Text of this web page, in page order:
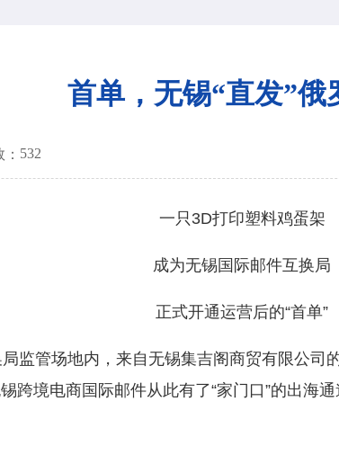
首单，无锡“直发”俄
532
一只3D打印塑料鸡蛋架
成为无锡国际邮件互换局
正式开通运营后的“首单”
管场地内，来自无锡集吉阁商贸有限公司
跨境电商国际邮件从此有了“家门口”的出海